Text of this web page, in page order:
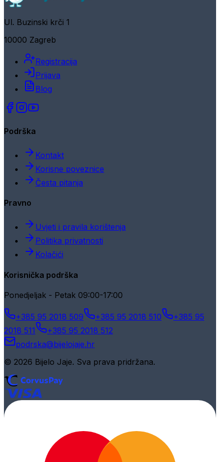
Ul. Buzinski krči 1
10000 Zagreb
Registracija
Prijava
Blog
Podrška
Kontakt
Korisne poveznice
Česta pitanja
Pravno
Uvjeti i pravila korištenja
Politika privatnosti
Kolačići
Korisnička podrška
Ponedjeljak - Petak 09:00-17:00
+385 95 2018 509 +385 95 2018 510
+385 95
2018 511
+385 95 2018 512
podrska@bijelojaje.hr
© 2026 Bijelo Jaje. Sva prava pridržana.